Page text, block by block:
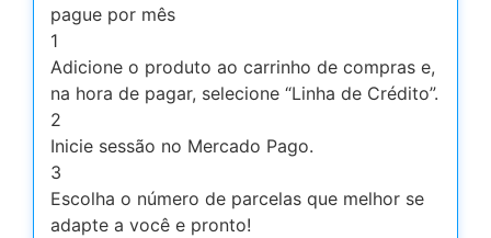
pague por mês
1
Adicione o produto ao carrinho de compras e,
na hora de pagar, selecione “Linha de Crédito”.
2
Inicie sessão no Mercado Pago.
3
Escolha o número de parcelas que melhor se
adapte a você e pronto!